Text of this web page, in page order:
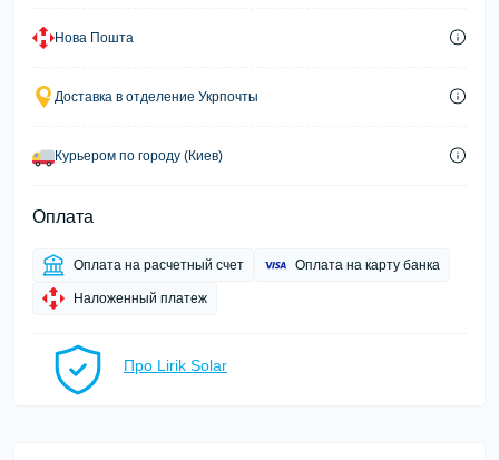
Нова Пошта
Доставка в отделение Укрпочты
Курьером по городу (Киев)
Оплата
Оплата на расчетный счет Оплата на карту банка
Наложенный платеж
Про Lirik Solar